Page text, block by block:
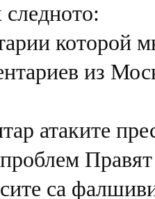
которой
из
атаките
са